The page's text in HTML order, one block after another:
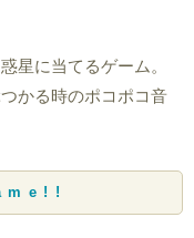
星に当てるゲーム。
かる時のポコポコ音